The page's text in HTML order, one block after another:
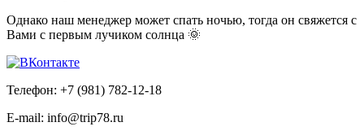
Однако наш менеджер может спать ночью, тогда он свяжется с
Вами с первым лучиком солнца 🌞
Телефон: +7 (981) 782-12-18
E-mail: info@trip78.ru